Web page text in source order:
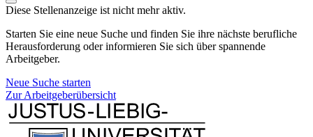
Diese Stellenanzeige ist nicht mehr aktiv.
Starten Sie eine neue Suche und finden Sie ihre nächste berufliche
Herausforderung oder informieren Sie sich über spannende
Arbeitgeber.
Neue Suche starten
Zur Arbeitgeberübersicht